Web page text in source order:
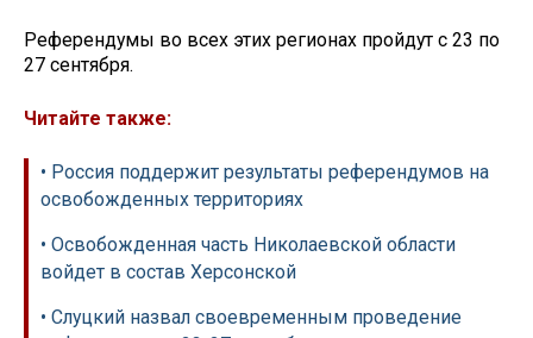
Референдумы во всех этих регионах пройдут с 23 по
27 сентября.
Читайте также:
• Россия поддержит результаты референдумов на
освобожденных территориях
• Освобожденная часть Николаевской области
войдет в состав Херсонской
• Слуцкий назвал своевременным проведение